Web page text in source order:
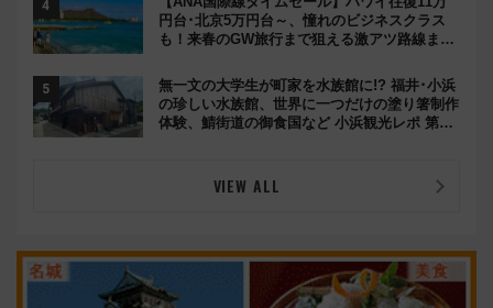
円台･北京5万円台～、憧れのビジネスクラス
も！来春のGW旅行まで狙える激アツ路線まと
無一文の大学生が町家を水族館に!? 福井･小浜
の珍しい水族館、世界に一つだけの塗り箸制作
体験、鯖街道の御食国など 小浜観光レポ 第2
VIEW ALL